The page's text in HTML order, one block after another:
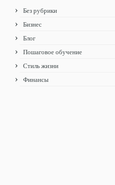
Без рубрики
Бизнес
Блог
Пошаговое обучение
Стиль жизни
Финансы